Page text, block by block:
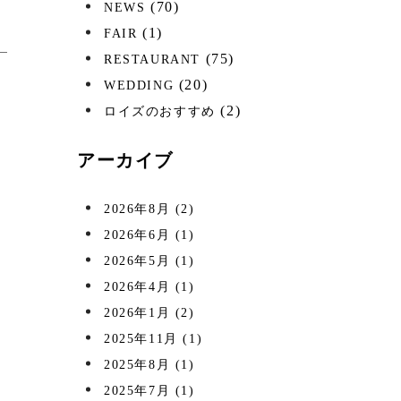
NEWS (70)
FAIR (1)
RESTAURANT (75)
WEDDING (20)
ロイズのおすすめ (2)
アーカイブ
2026年8月 (2)
2026年6月 (1)
2026年5月 (1)
2026年4月 (1)
2026年1月 (2)
2025年11月(1)
2025年8月 (1)
2025年7月 (1)